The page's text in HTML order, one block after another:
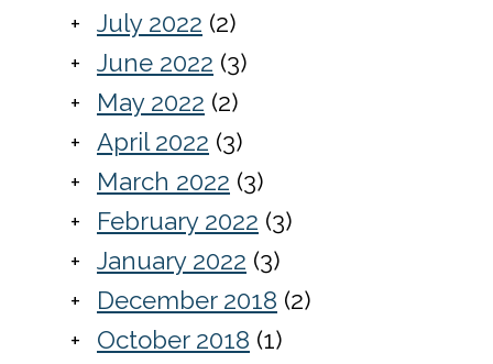
July 2022 (2)
June 2022 (3)
May 2022 (2)
April 2022 (3)
March 2022 (3)
February 2022 (3)
January 2022 (3)
December 2018 (2)
October 2018 (1)